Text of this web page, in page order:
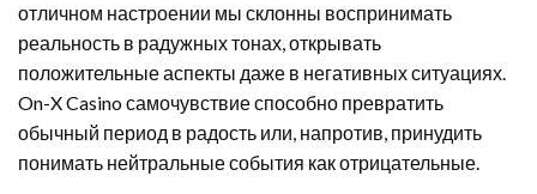
отличном настроении мы склонны воспринимать
реальность в радужных тонах, открывать
положительные аспекты даже в негативных ситуациях.
On-X Casino самочувствие способно превратить
обычный период в радость или, напротив, принудить
понимать нейтральные события как отрицательные.